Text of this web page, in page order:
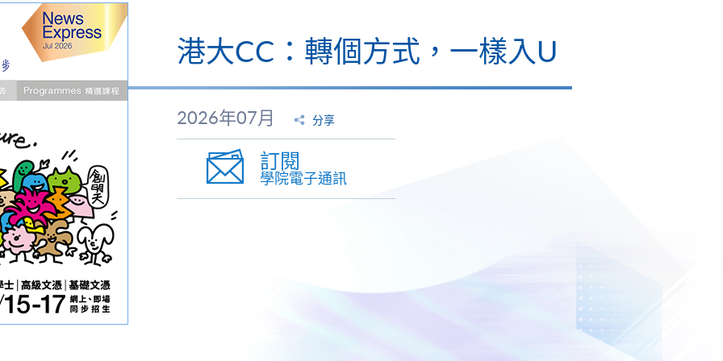
港大CC：轉個方式，一樣入U
2026年07月 分享
訂閱
學院電子通訊